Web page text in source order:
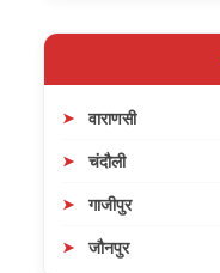
वाराणसी
चंदौली
गाजीपुर
जौनपुर